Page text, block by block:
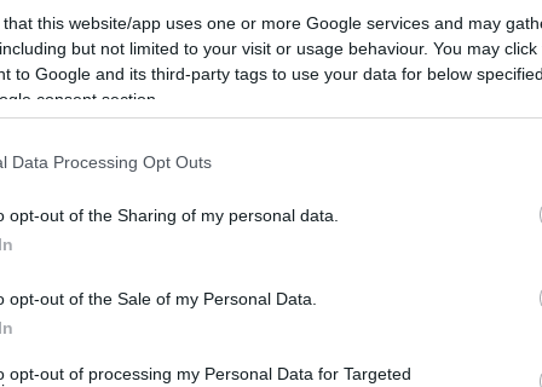
that this website/app uses one or more Google services and may
but not limited to your visit or usage behaviour. You may
to Google and its third-party tags to use your data for below
consent section.
Data Processing Opt Outs
opt-out of the Sharing of my personal data.
opt-out of the Sale of my Personal Data.
opt-out of processing my Personal Data for Targeted
Kiélezett visszavágó volt, de
nagyon nem azt az arcunkat mutattuk,
nehéz feldolgozni, elfogadni. Ez most
kell tovább, hiszen hétvégén már
teljesítmény volt tőlünk, ami a mi
második labdákat nagy százalékban
ránk- kezdte Csongvai, aki meg is dicsérte
futballozott, megnyerték a